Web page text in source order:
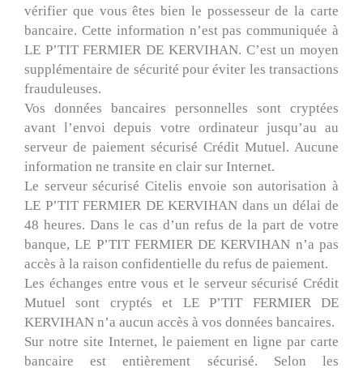
vérifier que vous êtes bien le possesseur de la carte
bancaire. Cette information n’est pas communiquée à
LE P’TIT FERMIER DE KERVIHAN. C’est un moyen
supplémentaire de sécurité pour éviter les transactions
frauduleuses.
Vos données bancaires personnelles sont cryptées
avant l’envoi depuis votre ordinateur jusqu’au au
serveur de paiement sécurisé Crédit Mutuel. Aucune
information ne transite en clair sur Internet.
Le serveur sécurisé Citelis envoie son autorisation à
LE P’TIT FERMIER DE KERVIHAN dans un délai de
48 heures. Dans le cas d’un refus de la part de votre
banque, LE P’TIT FERMIER DE KERVIHAN n’a pas
accès à la raison confidentielle du refus de paiement.
Les échanges entre vous et le serveur sécurisé Crédit
Mutuel sont cryptés et LE P’TIT FERMIER DE
KERVIHAN n’a aucun accès à vos données bancaires.
Sur notre site Internet, le paiement en ligne par carte
bancaire est entièrement sécurisé. Selon les